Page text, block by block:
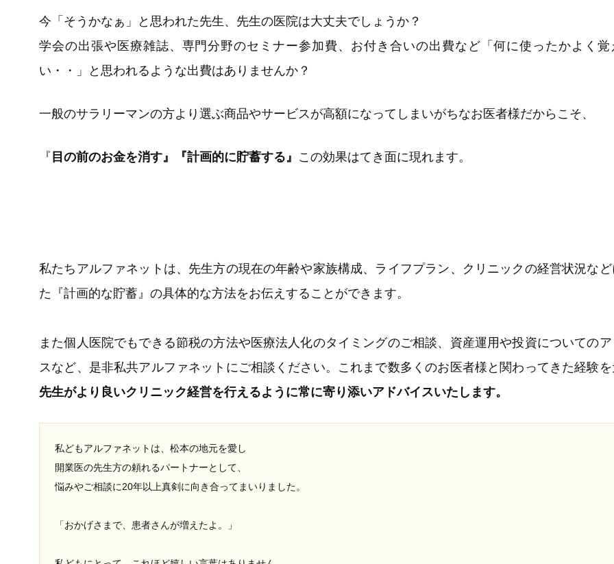
今「そうかなぁ」と思われた先生、先生の医院は大丈夫でしょうか？
学会の出張や医療雑誌、専門分野のセミナー参加費、お付き合いの出費など「何に使ったかよく覚
い・・」と思われるような出費はありませんか？
一般のサラリーマンの方より選ぶ商品やサービスが高額になってしまいがちなお医者様だからこそ、
『 目の前のお金を消す』『計画的に貯蓄する』 この効果はてき面に現れます。
私たちアルファネットは、先生方の現在の年齢や家族構成、ライフプラン、クリニックの経営状況な
た『計画的な貯蓄』の具体的な方法をお伝えすることができます。
また個人医院でもできる節税の方法や医療法人化のタイミングのご相談、資産運用や投資についての
スなど、是非私共アルファネットにご相談ください。これまで数多くのお医者様と関わってきた経験
先生がより良いクリニック経営を行えるように常に寄り添いアドバイスいたします。
私どもアルファネットは、松本の地元を愛し
開業医の先生方の頼れるパートナーとして、
悩みやご相談に20年以上真剣に向き合ってまいりました。
「おかげさまで、患者さんが増えたよ。」